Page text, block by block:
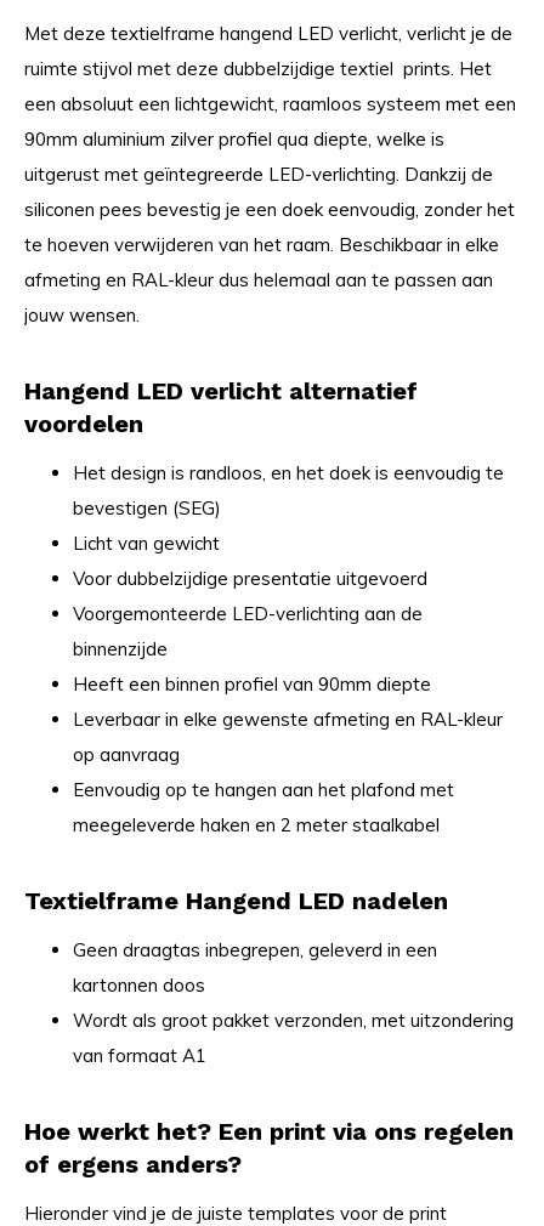
Met deze textielframe hangend LED verlicht, verlicht je de
ruimte stijvol met deze dubbelzijdige textiel prints. Het
een absoluut een lichtgewicht, raamloos systeem met een
90mm aluminium zilver profiel qua diepte, welke is
uitgerust met geïntegreerde LED-verlichting. Dankzij de
siliconen pees bevestig je een doek eenvoudig, zonder het
te hoeven verwijderen van het raam. Beschikbaar in elke
afmeting en RAL-kleur dus helemaal aan te passen aan
jouw wensen.
Hangend LED verlicht alternatief
voordelen
Het design is randloos, en het doek is eenvoudig te
bevestigen (SEG)
Licht van gewicht
Voor dubbelzijdige presentatie uitgevoerd
Voorgemonteerde LED-verlichting aan de
binnenzijde
Heeft een binnen profiel van 90mm diepte
Leverbaar in elke gewenste afmeting en RAL-kleur
op aanvraag
Eenvoudig op te hangen aan het plafond met
meegeleverde haken en 2 meter staalkabel
Textielframe Hangend LED nadelen
Geen draagtas inbegrepen, geleverd in een
kartonnen doos
Wordt als groot pakket verzonden, met uitzondering
van formaat A1
Hoe werkt het? Een print via ons regelen
of ergens anders?
Hieronder vind je de juiste templates voor de print